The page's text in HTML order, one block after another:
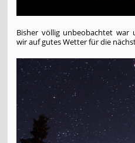
Bisher völlig unbeobachtet war
wir auf gutes Wetter für die